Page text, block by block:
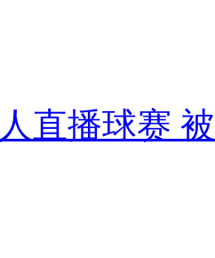
直播球赛